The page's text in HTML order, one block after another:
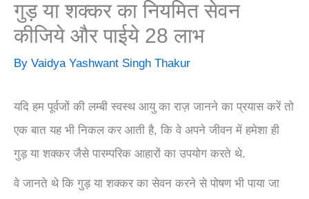
गुड़ या शक्कर का नियमित सेवन
कीजिये और पाईये 28 लाभ
By Vaidya Yashwant Singh Thakur
यदि हम पूर्वजों की लम्बी स्वस्थ आयु का राज़ जानने का प्रयास करें तो
एक बात यह भी निकल कर आती है, कि वे अपने जीवन में हमेशा ही
गुड़ या शक्कर जैसे पारम्परिक आहारों का उपयोग करते थे.
वे जानते थे कि गुड़ या शक्कर का सेवन करने से पोषण भी पाया जा